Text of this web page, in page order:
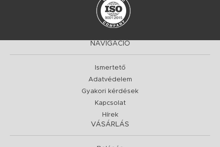
NAVIGÁCIÓ
Ismertető
Adatvédelem
Gyakori kérdések
Kapcsolat
Hírek
VÁSÁRLÁS